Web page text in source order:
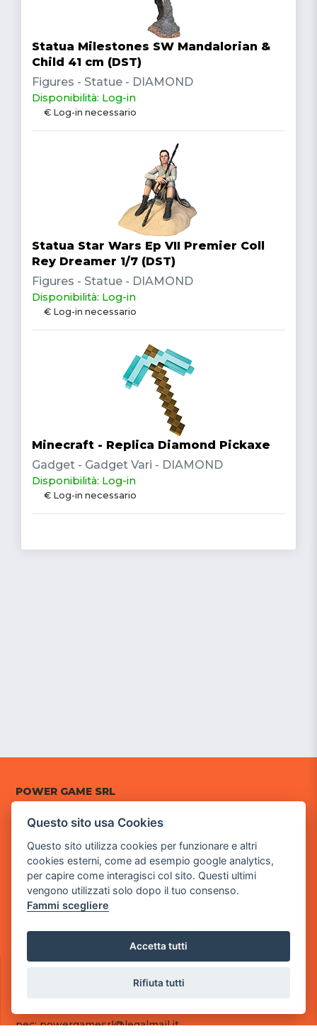
Statua Milestones SW Mandalorian &
Child 41 cm (DST)
Figures - Statue - DIAMOND
Disponibilità: Log-in
€ Log-in necessario
Statua Star Wars Ep VII Premier Coll
Rey Dreamer 1/7 (DST)
Figures - Statue - DIAMOND
Disponibilità: Log-in
€ Log-in necessario
Minecraft - Replica Diamond Pickaxe
Gadget - Gadget Vari - DIAMOND
Disponibilità: Log-in
€ Log-in necessario
POWER GAME SRL
Sede Legale
via Villaggio dei Platani, 3
- 25014 Castenedolo, Brescia
Sede Operativa
via Industriale, 2 - 25082 Botticino, BS
Cod. SDI: RMRCWXR
CONTATTI
e-mail: info@powergame.it
pec: powergamesrl@legalmail.it
Questo sito usa Cookies
Questo sito utilizza cookies per funzionare e altri
cookies esterni, come ad esempio google analytics,
per capire come interagisci col sito. Questi ultimi
vengono utilizzati solo dopo il tuo consenso.
Fammi scegliere
Accetta tutti
Rifiuta tutti